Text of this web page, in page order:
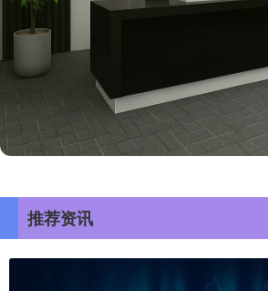
推荐资讯